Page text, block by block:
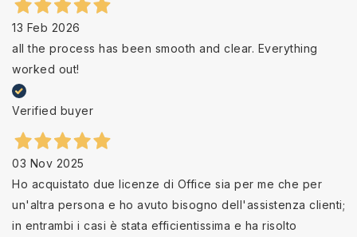
13 Feb 2026
all the process has been smooth and clear. Everything
worked out!
Verified buyer
03 Nov 2025
Ho acquistato due licenze di Office sia per me che per
un'altra persona e ho avuto bisogno dell'assistenza clienti;
in entrambi i casi è stata efficientissima e ha risolto